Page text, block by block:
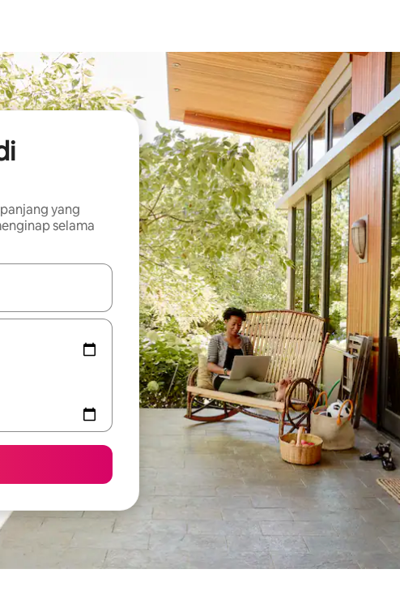
yang
selama
dengan tombol panah ke atas dan ke bawah atau jelajahi dengan